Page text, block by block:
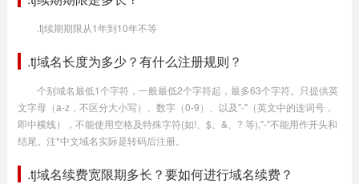
.tj续期期限从1年到10年不等
.tj域名长度为多少？有什么注册规则？
个别域名最低1个字符，一般最低2个字符起，最多63个字符。只提供英
文字母（a-z，不区分大小写）、数字（0-9）、以及"-"（英文中的连词号，
即中横线），不能使用空格及特殊字符(如!、$、&、? 等),"-"不能用作开头和
结尾。注*中文域名实际是转码后注册。
.tj域名续费宽限期多长？要如何进行域名续费？